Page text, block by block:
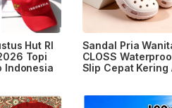
Hut RI
Topi
Indonesia
Sandal Pria
CLOSS
Slip Cepat Kering